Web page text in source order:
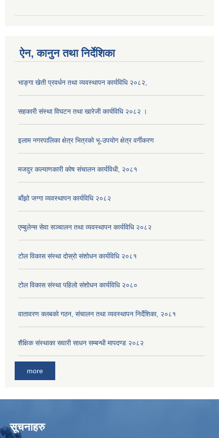
ऐन, कानुन तथा निर्देशिका
भाङ्गा खेती प्रवर्धन तथा व्यवस्थापन कार्यविधि २०८२,
सहकारी संस्था विघटन तथा खारेजी कार्यविधि २०८२ ।
इलाम नगरपालिका क्षेत्र भित्रको भू-उपयोग क्षेत्र वर्गीकरण
मजदुर कल्याणकारी कोष संचालन कार्यविधी, २०८१
बाँझो जग्गा व्यवस्थापन कार्यविधि २०८२
एम्बुलेन्स सेवा सञ्चालन तथा व्यवस्थापन कार्यविधि २०८२
टोल विकास संस्था दोस्रो संशोधन कार्यविधि २०८१
टोल विकास संस्था पहिलो संशोधन कार्यविधि २०८०
वातावरण क्लबको गठन, संचालन तथा व्यवस्थापन निर्देशिका, २०८१
शैक्षिक संस्थाका सवारी साधन सम्बन्धी मापदण्ड २०८२
more
सूचनाहरु